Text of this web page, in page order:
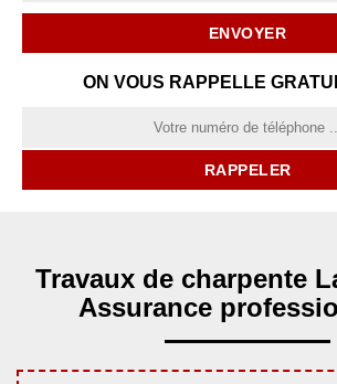
ON VOUS RAPPELLE
Travaux de charpente
Assurance